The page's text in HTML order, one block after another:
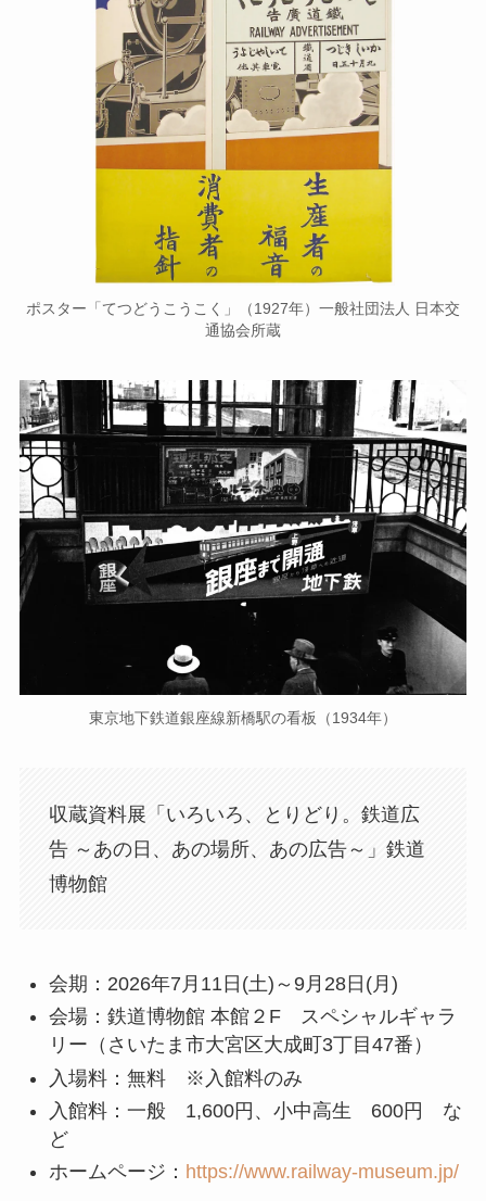
ポスター「てつどうこうこく」（1927年）一般社団法人 日本交
通協会所蔵
東京地下鉄道銀座線新橋駅の看板（1934年）
収蔵資料展「いろいろ、とりどり。鉄道広
告 ～あの日、あの場所、あの広告～」鉄道
博物館
会期：2026年7月11日(土)～9月28日(月)
会場：鉄道博物館 本館２F スペシャルギャラ
リー（さいたま市大宮区大成町3丁目47番）
入場料：無料 ※入館料のみ
入館料：一般 1,600円、小中高生 600円 な
ど
ホームページ： https://www.railway-museum.jp/